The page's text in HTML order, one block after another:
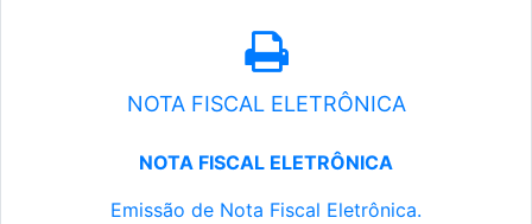
NOTA FISCAL ELETRÔNICA
NOTA FISCAL ELETRÔNICA
Emissão de Nota Fiscal Eletrônica.